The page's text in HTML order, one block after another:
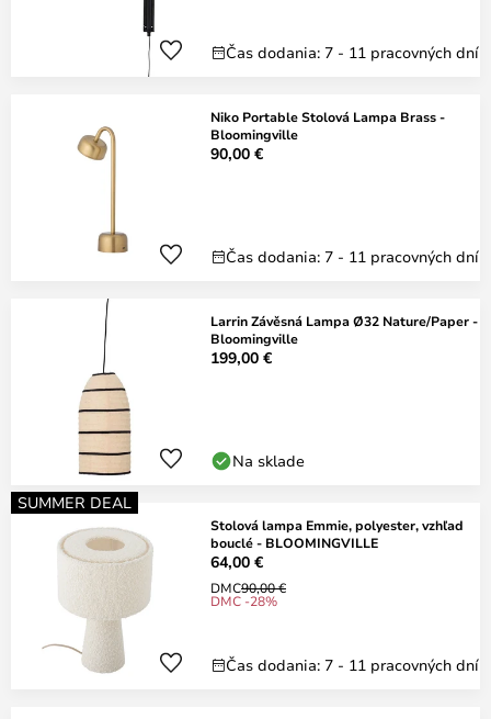
Čas dodania: 7 - 11 pracovných dní
Niko Portable Stolová Lampa Brass -
Bloomingville
90,00 €
Čas dodania: 7 - 11 pracovných dní
Larrin Závěsná Lampa Ø32 Nature/Paper -
Bloomingville
199,00 €
Na sklade
SUMMER DEAL
Stolová lampa Emmie, polyester, vzhľad
bouclé - BLOOMINGVILLE
64,00 €
DMC90,00 €
DMC -28%
Čas dodania: 7 - 11 pracovných dní